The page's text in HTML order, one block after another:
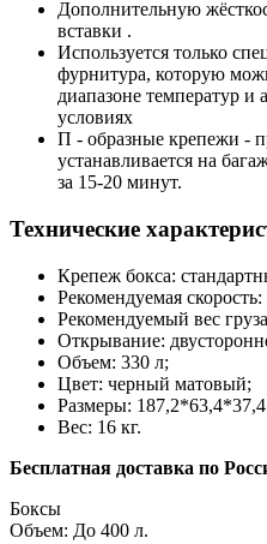
Дополнительную
вставки .
Используется только
фурнитура, которую
диапазоне температур
условиях
П - образные крепежи -
устанавливается на
за 15-20 минут.
Технические
Крепеж бокса:
Рекомендуемая
Рекомендуемый вес
Открывание:
Объем: 330 л;
Цвет: черный матовый;
Размеры:
Вес: 16 кг.
Бесплатная доставка по
Боксы
Объем: До 400 л.